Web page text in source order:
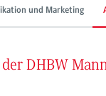
und Marketing
DHBW